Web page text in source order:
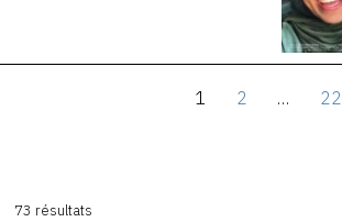
1 2 … 22
73 résultats